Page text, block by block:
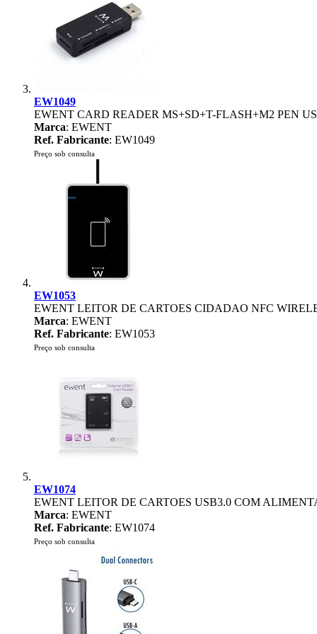
EW1049
EWENT CARD READER MS+SD+T-FLASH+M2 PEN
Marca: EWENT
Ref. Fabricante: EW1049
Preço sob consulta
EW1053
EWENT LEITOR DE CARTOES CIDADAO NFC
Marca: EWENT
Ref. Fabricante: EW1053
Preço sob consulta
EW1074
EWENT LEITOR DE CARTOES USB3.0 COM
Marca: EWENT
Ref. Fabricante: EW1074
Preço sob consulta